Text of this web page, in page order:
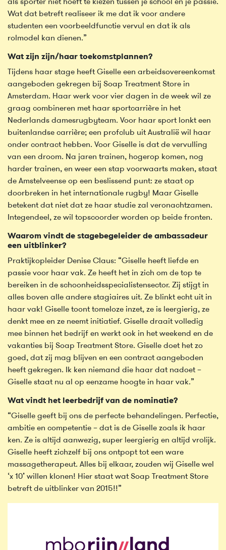
als sporter niet hoeft te kiezen tussen je school en je passie.
Wat dat betreft realiseer ik me dat ik voor andere
studenten een voorbeeldfunctie vervul en dat ik als
rolmodel kan dienen.”
Wat zijn zijn/haar toekomstplannen?
Tijdens haar stage heeft Giselle een arbeidsovereenkomst
aangeboden gekregen bij Soap Treatment Store in
Amsterdam. Haar werk voor vier dagen in de week wil ze
graag combineren met haar sportcarrière in het
Nederlands damesrugbyteam. Voor haar sport lonkt een
buitenlandse carrière; een profclub uit Australië wil haar
onder contract hebben. Voor Giselle is dat de vervulling
van een droom. Na jaren trainen, hogerop komen, nog
harder trainen, en weer een stap voorwaarts maken, staat
de Amstelveense op een beslissend punt: ze staat op
doorbreken in het internationale rugby! Maar Giselle
betekent dat niet dat ze haar studie zal veronachtzamen.
Integendeel, ze wil topscoorder worden op beide fronten.
Waarom vindt de stagebegeleider de ambassadeur
een uitblinker?
Praktijkopleider Denise Claus: “Giselle heeft liefde en
passie voor haar vak. Ze heeft het in zich om de top te
bereiken in de schoonheidsspecialistensector. Zij stijgt in
alles boven alle andere stagiaires uit. Ze blinkt echt uit in
haar vak! Giselle toont tomeloze inzet, ze is leergierig, ze
denkt mee en ze neemt initiatief. Giselle draait volledig
mee binnen het bedrijf en werkt ook in het weekend en de
vakanties bij Soap Treatment Store. Giselle doet het zo
goed, dat zij mag blijven en een contract aangeboden
heeft gekregen. Ik ken niemand die haar dat nadoet –
Giselle staat nu al op eenzame hoogte in haar vak.”
Wat vindt het leerbedrijf van de nominatie?
“Giselle geeft bij ons de perfecte behandelingen. Perfectie,
ambitie en competentie – dat is de Giselle zoals ik haar
ken. Ze is altijd aanwezig, super leergierig en altijd vrolijk.
Giselle heeft zichzelf bij ons ontpopt tot een ware
massagetherapeut. Alles bij elkaar, zouden wij Giselle wel
‘x 10’ willen klonen! Hier staat wat Soap Treatment Store
betreft de uitblinker van 2015!!”